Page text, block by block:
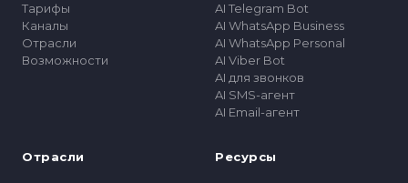
Тарифы
Каналы
Отрасли
Возможности
AI Telegram Bot
AI WhatsApp Business
AI WhatsApp Personal
AI Viber Bot
AI для звонков
AI SMS-агент
AI Email-агент
Отрасли Ресурсы